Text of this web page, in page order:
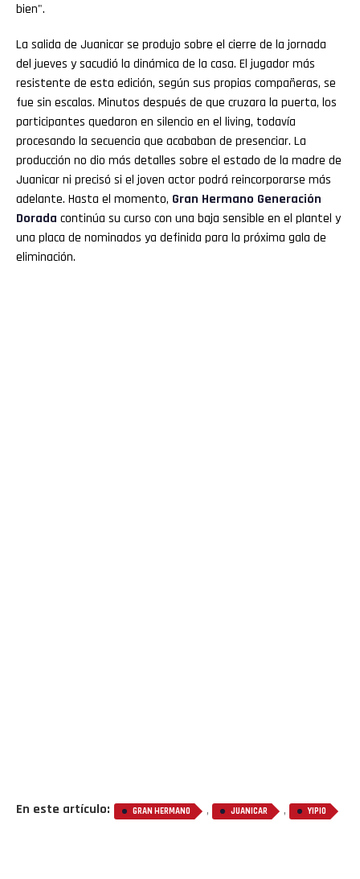
bien".
La salida de Juanicar se produjo sobre el cierre de la jornada
del jueves y sacudió la dinámica de la casa. El jugador más
resistente de esta edición, según sus propias compañeras, se
fue sin escalas. Minutos después de que cruzara la puerta, los
participantes quedaron en silencio en el living, todavía
procesando la secuencia que acababan de presenciar. La
producción no dio más detalles sobre el estado de la madre de
Juanicar ni precisó si el joven actor podrá reincorporarse más
adelante. Hasta el momento, Gran Hermano Generación
Dorada continúa su curso con una baja sensible en el plantel y
una placa de nominados ya definida para la próxima gala de
eliminación.
En este artículo: GRAN HERMANO , JUANICAR , YIPIO